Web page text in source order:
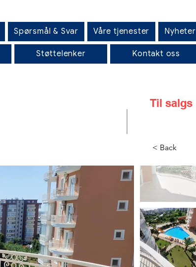
Spørsmål & Svar Våre tjenester Nyheter
Støttelenker Kontakt oss
Til salgs
< Back